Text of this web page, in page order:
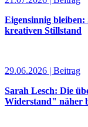
Eigensinnig bleiben:
kreativen Stillstand
29.06.2026 | Beitrag
Sarah Lesch: Die
Widerstand" näher